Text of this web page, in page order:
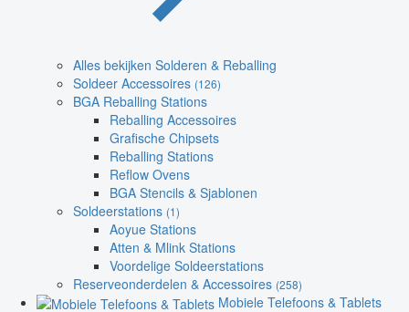
Alles bekijken Solderen & Reballing
Soldeer Accessoires (126)
BGA Reballing Stations
Reballing Accessoires
Grafische Chipsets
Reballing Stations
Reflow Ovens
BGA Stencils & Sjablonen
Soldeerstations (1)
Aoyue Stations
Atten & Mlink Stations
Voordelige Soldeerstations
Reserveonderdelen & Accessoires (258)
Mobiele Telefoons & Tablets